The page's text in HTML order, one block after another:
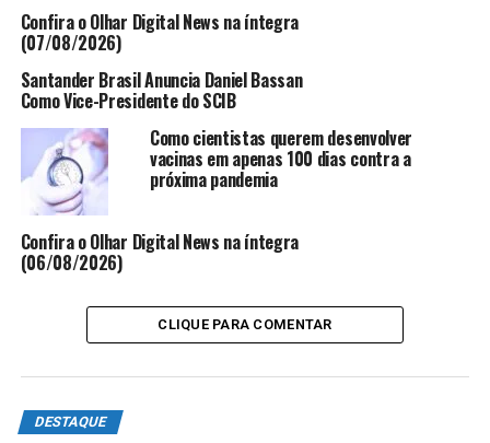
feira (9) e o local onde eles estavam. Os agentes foram
até o local e encontraram 23 pacotes com
aproximadamente 35 kg de cocaína cada um, num total
de 785 kg.
Ainda de acordo com a Polícia Federal, o casal veio do
Rio de Janeiro sem a droga e a origem do material ainda
está sendo investigada.
A PF disse que o casal vai ser autuado em flagrante por
divulgados.
Confira o Olhar Digital News na íntegra
(07/08/2026)
Santander Brasil Anuncia Daniel Bassan
Como Vice-Presidente do SCIB
Como cientistas querem desenvolver
vacinas em apenas 100 dias contra a
próxima pandemia
Confira o Olhar Digital News na íntegra
(06/08/2026)
CLIQUE PARA COMENTAR
DESTAQUE